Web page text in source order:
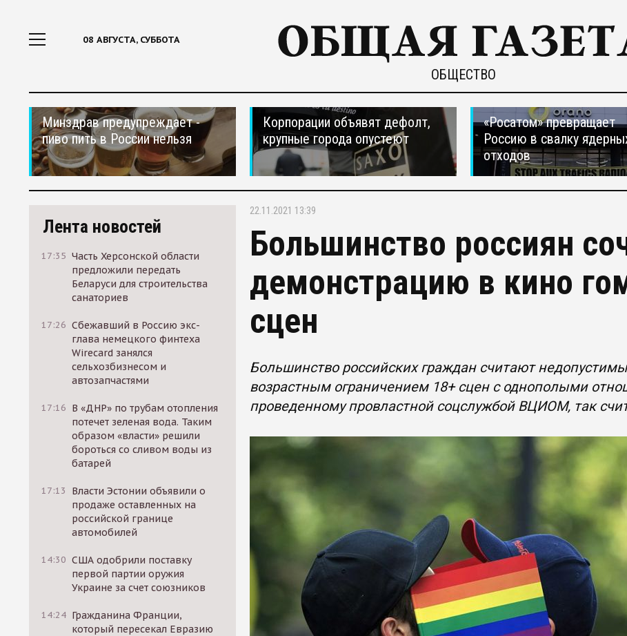
08 АВГУСТА, СУББОТА
ОБЩЕСТВО
Минздрав предупреждает -
пиво пить в России нельзя
Корпорации объявят дефолт,
крупные города опустеют
«Росатом» превращает
Россию в свалку
отходов
Лента новостей
17:35 Часть Херсонской области
предложили передать
Беларуси для строительства
санаториев
17:26 Сбежавший в Россию экс-
глава немецкого финтеха
Wirecard занялся
сельхозбизнесом и
автозапчастями
17:16 В «ДНР» по трубам отопления
потечет зеленая вода. Таким
образом «власти» решили
бороться со сливом воды из
батарей
17:13
Власти Эстонии объявили о
продаже оставленных на
российской границе
автомобилей
14:30 США одобрили поставку
первой партии оружия
Украине за счет союзников
14:24 Гражданина Франции,
который пересекал Евразию
22.11.2021 13:39
Большинство россиян
демонстрацию в кино
сцен
Большинство российских граждан считают
возрастным ограничением 18+ сцен с однополыми
проведенному провластной соцслужбой ВЦИОМ, так